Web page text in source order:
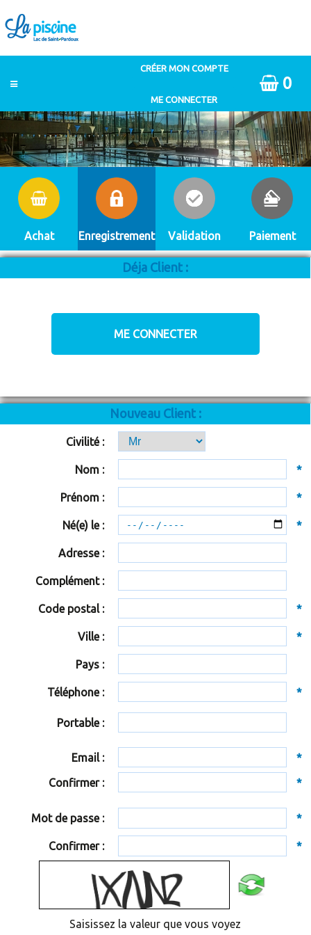
0
Achat Enregistrement Validation Paiement
Déja Client :
Nouveau Client :
Civilité :
Nom : *
Prénom : *
Né(e) le : *
Adresse :
Complément :
Code postal : *
Ville : *
Pays :
Téléphone : *
Portable :
Email :
*
Confirmer :
*
Mot de passe : *
Confirmer : *
Saisissez la valeur que vous voyez